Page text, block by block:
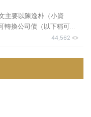
主要以陳逸朴（小資
轉換公司債（以下稱可轉
與 BNDW 陳逸朴 2017 年
全世界股票
以及 Vanguard 全世界債
）兩檔組成 8：2 的
由於陳逸朴投資的是全
44,562